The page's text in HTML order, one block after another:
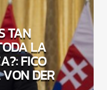
TAN
LA
FICO
DER